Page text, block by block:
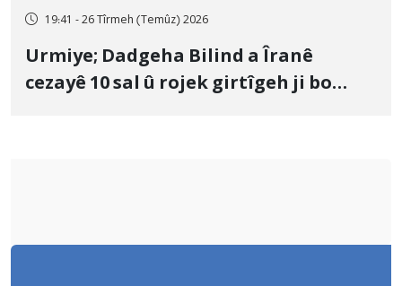
19:41 - 26 Tîrmeh (Temûz) 2026
Urmiye; Dadgeha Bilind a Îranê
cezayê 10 sal û rojek girtîgeh ji bo